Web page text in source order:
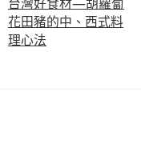
花田豬的中、西式料
理心法